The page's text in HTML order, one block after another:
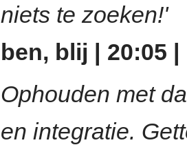
niets te zoeken!'
ben, blij | 20:05 |
Ophouden met
en integratie.